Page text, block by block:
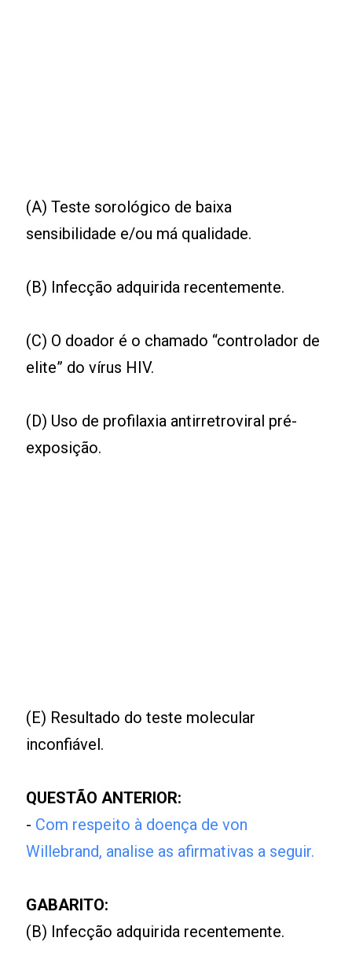
(A) Teste sorológico de baixa
sensibilidade e/ou má qualidade.
(B) Infecção adquirida recentemente.
(C) O doador é o chamado “controlador de
elite” do vírus HIV.
(D) Uso de profilaxia antirretroviral pré-
exposição.
(E) Resultado do teste molecular
inconfiável.
QUESTÃO ANTERIOR:
- Com respeito à doença de von
Willebrand, analise as afirmativas a seguir.
GABARITO:
(B) Infecção adquirida recentemente.